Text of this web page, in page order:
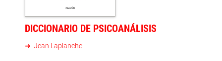
DICCIONARIO DE PSICOANÁLISIS
Jean Laplanche